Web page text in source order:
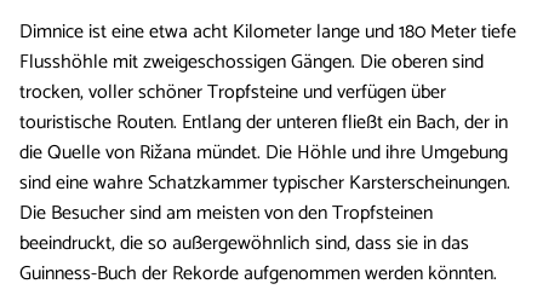
Dimnice ist eine etwa acht Kilometer lange und 180 Meter tiefe
Flusshöhle mit zweigeschossigen Gängen. Die oberen sind
trocken, voller schöner Tropfsteine und verfügen über
touristische Routen. Entlang der unteren fließt ein Bach, der in
die Quelle von Rižana mündet. Die Höhle und ihre Umgebung
sind eine wahre Schatzkammer typischer Karsterscheinungen.
Die Besucher sind am meisten von den Tropfsteinen
beeindruckt, die so außergewöhnlich sind, dass sie in das
Guinness-Buch der Rekorde aufgenommen werden könnten.